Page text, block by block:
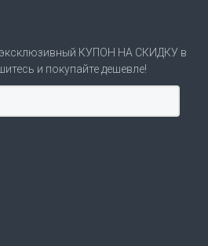
КУПОН НА СКИДКУ в
и покупайте дешевле!